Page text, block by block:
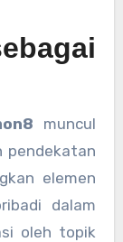
muncul
pendekatan
elemen
dalam
oleh topik